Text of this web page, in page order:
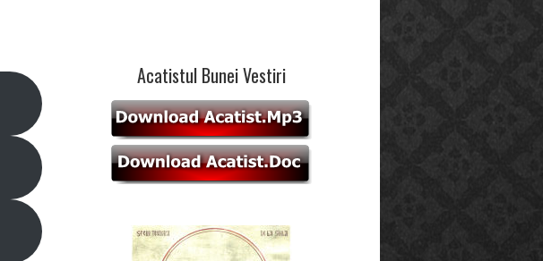
Acatistul Bunei Vestiri